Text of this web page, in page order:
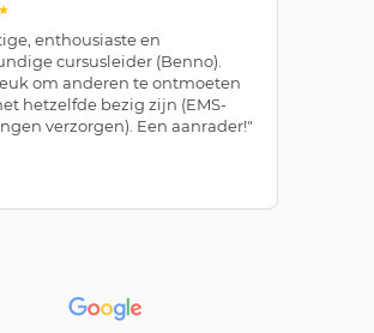
enthousiaste en
cursusleider (Benno).
om anderen te ontmoeten
hetzelfde bezig zijn (EMS-
verzorgen). Een aanrader!"